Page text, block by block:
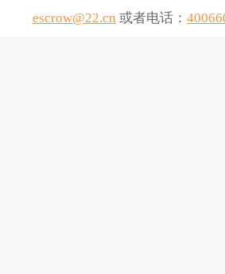
escrow@22.cn 或者电话：